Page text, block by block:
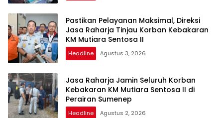
Pastikan Pelayanan Maksimal, Direksi
Jasa Raharja Tinjau Korban Kebakaran
KM Mutiara Sentosa II
Headline Agustus 3, 2026
Jasa Raharja Jamin Seluruh Korban
Kebakaran KM Mutiara Sentosa II di
Perairan Sumenep
Headline Agustus 2, 2026